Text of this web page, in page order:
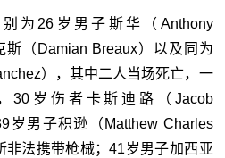
为26岁男子斯华（Anthony
（Damian Breaux）以及同为
），其中二人当场死亡，一
30岁伤者卡斯迪路（Jacob
岁男子积逊（Matthew Charles
非法携带枪械；41岁男子加西亚